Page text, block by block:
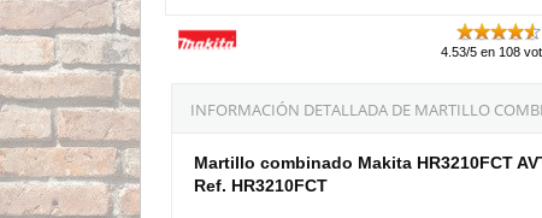
4.53/5 en 108
INFORMACIÓN DETALLADA DE MARTILLO
Martillo combinado Makita HR3210FCT
Ref. HR3210FCT